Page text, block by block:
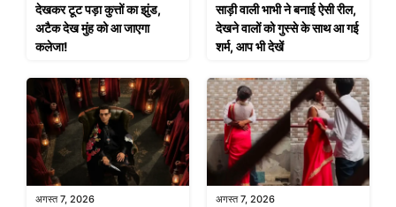
देखकर टूट पड़ा कुत्तों का झुंड,
अटैक देख मुंह को आ जाएगा
कलेजा!
साड़ी वाली भाभी ने बनाई ऐसी रील,
देखने वालों को गुस्से के साथ आ गई
शर्म, आप भी देखें
अगस्त 7, 2026 अगस्त 7, 2026